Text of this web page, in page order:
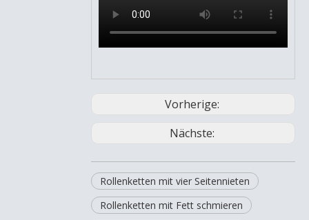
Vorherige:
Nächste:
Rollenketten mit vier Seitennieten
Rollenketten mit Fett schmieren